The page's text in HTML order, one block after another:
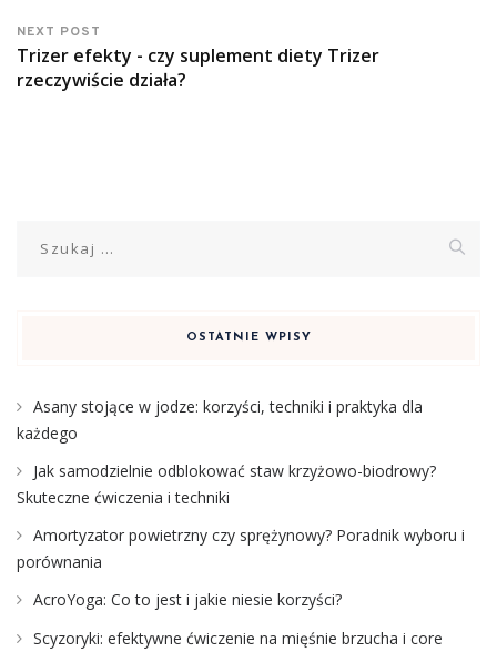
NEXT POST
Trizer efekty - czy suplement diety Trizer
rzeczywiście działa?
OSTATNIE WPISY
Asany stojące w jodze: korzyści, techniki i praktyka dla
każdego
Jak samodzielnie odblokować staw krzyżowo-biodrowy?
Skuteczne ćwiczenia i techniki
Amortyzator powietrzny czy sprężynowy? Poradnik wyboru i
porównania
AcroYoga: Co to jest i jakie niesie korzyści?
Scyzoryki: efektywne ćwiczenie na mięśnie brzucha i core